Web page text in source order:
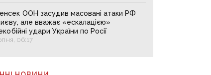
ООН засудив масовані атаки РФ
але вважає «ескалацією»
удари України по Росії
06:17